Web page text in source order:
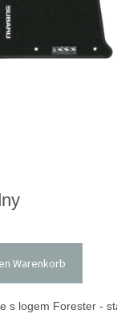
Warenkorb
s logem Forester -